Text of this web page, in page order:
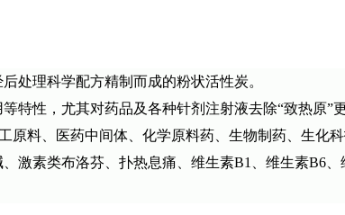
处理科学配方精制而成的粉状活性炭。
性，尤其对药品及各种针剂注射液去除“致热原”
料、医药中间体、化学原料药、生物制药、生化
激素类布洛芬、扑热息痛、维生素B1、维生素B6